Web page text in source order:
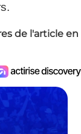
de l'article en